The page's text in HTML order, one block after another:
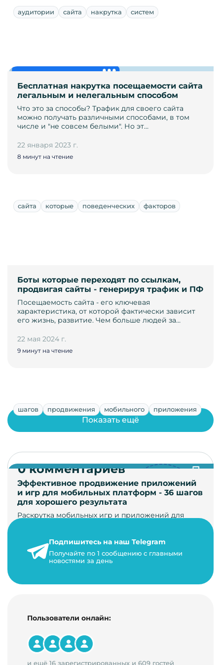
аудитории сайта накрутка систем
Бесплатная накрутка посещаемости сайта
легальным и нелегальным способом
Что это за способы? Трафик для своего сайта
можно получать различными способами, в том
числе и "не совсем белыми". Но эт…
22 января 2023 г.
8 минут на чтение
сайта которые поведенческих факторов
Боты которые переходят по ссылкам,
продвигая сайты - генерируя трафик и ПФ
Посещаемость сайта - его ключевая
характеристика, от которой фактически зависит
его жизнь, развитие. Чем больше людей за…
22 мая 2024 г.
9 минут на чтение
шагов продвижения мобильного приложения
Эффективное продвижение приложений
и игр для мобильных платформ - 36 шагов
для хорошего результата
Раскрутка мобильных игр и приложений для
24 января 2021 г.
14 минут на чтение
Показать ещё
0 комментариев
Подпишитесь на наш Telegram
Получайте по 1 сообщению с главными
новостями за день
Пользователи онлайн:
и ещё 16 зарегистрированных и 609 гостей